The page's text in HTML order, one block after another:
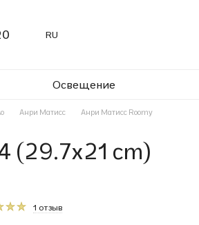
RU
Освещение
Анри Матисс
Анри Матисс Roomy
(29.7x21 cm)
1 отзыв